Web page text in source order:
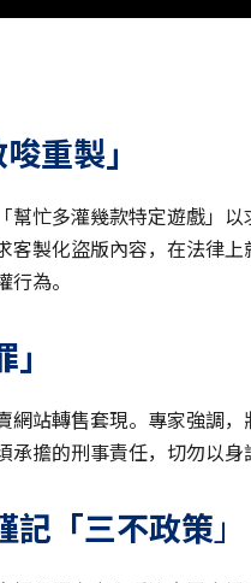
重製」
忙多灌幾款特定遊戲」
客製化盜版內容，在法律
為。
站轉售套現。專家強調
擔的刑事責任，切勿以身
記「三不政策 」